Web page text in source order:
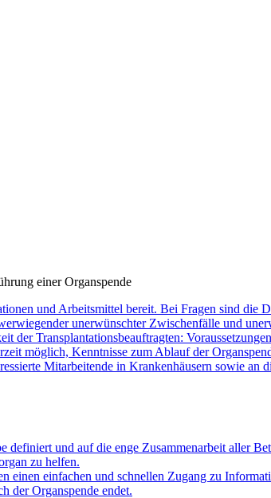
einer Organspende
und Arbeitsmittel bereit. Bei Fragen sind die
unerwünschter Zwischenfälle und
der Transplantationsbeauftragten:
möglich, Kenntnisse zum Ablauf der
Mitarbeitende in Krankenhäusern sowie an
definiert und auf die enge Zusammenarbeit aller
zu helfen.
einen einfachen und schnellen Zugang zu
der Organspende endet.